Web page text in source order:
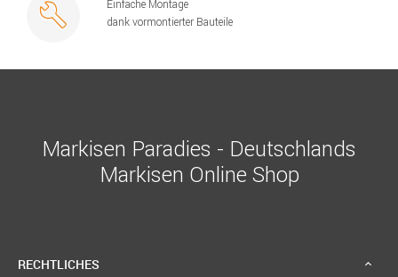
Einfache Montage
dank vormontierter Bauteile
Markisen Paradies - Deutschlands
Markisen Online Shop
RECHTLICHES